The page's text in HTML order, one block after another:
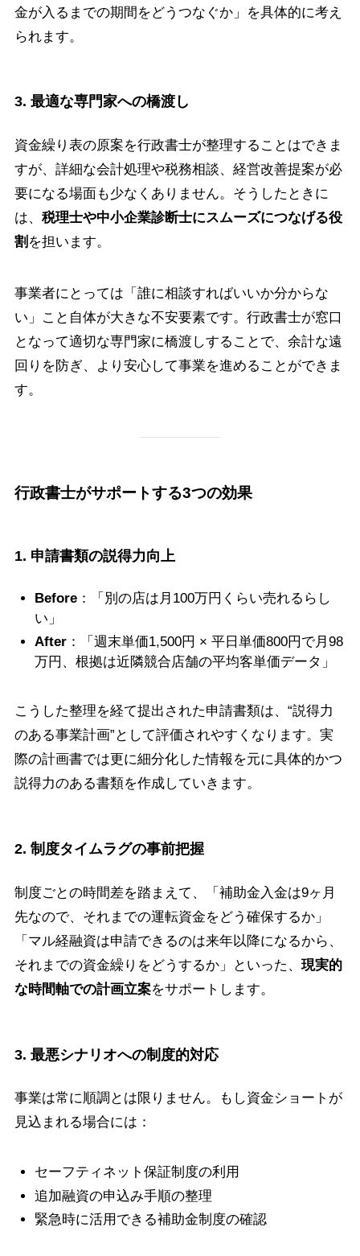
金が入るまでの期間をどうつなぐか」を具体的に考え
られます。
3. 最適な専門家への橋渡し
資金繰り表の原案を行政書士が整理することはできま
すが、詳細な会計処理や税務相談、経営改善提案が必
要になる場面も少なくありません。そうしたときに
は、 税理士や中小企業診断士にスムーズにつなげる役
割 を担います。
事業者にとっては「誰に相談すればいいか分からな
い」こと自体が大きな不安要素です。行政書士が窓口
となって適切な専門家に橋渡しすることで、余計な遠
回りを防ぎ、より安心して事業を進めることができま
す。
行政書士がサポートする3つの効果
1. 申請書類の説得力向上
Before ：「別の店は月100万円くらい売れるらし
い」
After ：「週末単価1,500円 × 平日単価800円で月98
万円、根拠は近隣競合店舗の平均客単価データ」
こうした整理を経て提出された申請書類は、“説得力
のある事業計画”として評価されやすくなります。実
際の計画書では更に細分化した情報を元に具体的かつ
説得力のある書類を作成していきます。
2. 制度タイムラグの事前把握
制度ごとの時間差を踏まえて、「補助金入金は9ヶ月
先なので、それまでの運転資金をどう確保するか」
「マル経融資は申請できるのは来年以降になるから、
それまでの資金繰りをどうするか」といった、 現実的
な時間軸での計画立案をサポートします。
3. 最悪シナリオへの制度的対応
事業は常に順調とは限りません。もし資金ショートが
見込まれる場合には：
セーフティネット保証制度の利用
追加融資の申込み手順の整理
緊急時に活用できる補助金制度の確認